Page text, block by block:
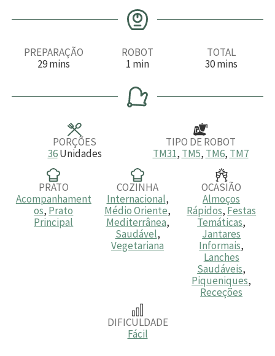
PREPARAÇÃO
29m
u
mins
ROBOT
1 m
n
u
t
min
TOTAL
30m
u
mins
PORÇÕES
36 Unidades
TIPO DE ROBOT
TM31, TM5, TM6, TM7
PRATO
Acompanhament
os, Prato
Principal
COZINHA
Internacional,
Médio Oriente,
Mediterrânea,
Saudável,
Vegetariana
OCASIÃO
Almoços
Rápidos, Festas
Temáticas,
Jantares
Informais,
Lanches
Saudáveis,
Piqueniques,
Receções
DIFICULDADE
Fácil